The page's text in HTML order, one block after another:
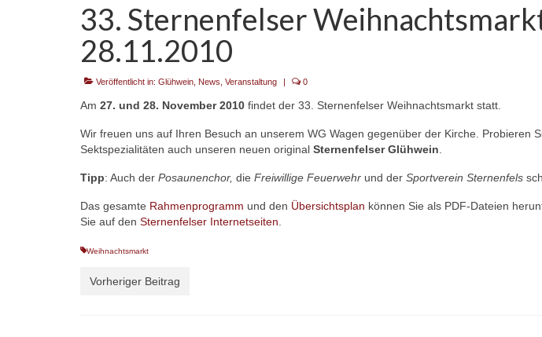
33. Sternenfelser
28.11.2010
Veröffentlicht in: Glühwein News Veranstaltung | 0
Am 27. und 28. November 2010 findet der 33. Sternenfelser Weihnachtsmarkt statt.
Wir freuen uns auf Ihren Besuch an unserem WG Wagen gegenüber der Kirche. Probieren
Sektspezialitäten auch unseren neuen original Sternenfelser Glühwein
Tipp: Auch der Posaunenchor, die Freiwillige Feuerwehr und der Sportverein Sternenfels
Das gesamte Rahmenprogramm und den Übersichtsplan können Sie als PDF-Dateien
Sie auf den Sternenfelser Internetseiten
Weihnachtsmarkt
Vorheriger Beitrag